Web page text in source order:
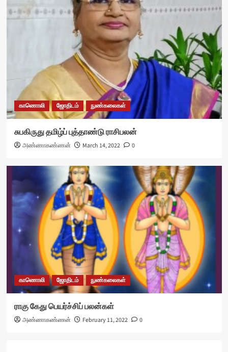
காணொலி ஜோதிடம் நுண்கலைகள்
சுபகிருது தமிழ்ப் புத்தாண்டு ராசிபலன்
அண்ணாகண்ணன் March 14, 2022 0
காணொலி ஜோதிடம் நுண்கலைகள்
ராகு கேது பெயர்ச்சிப் பலன்கள்
அண்ணாகண்ணன் February 11, 2022 0